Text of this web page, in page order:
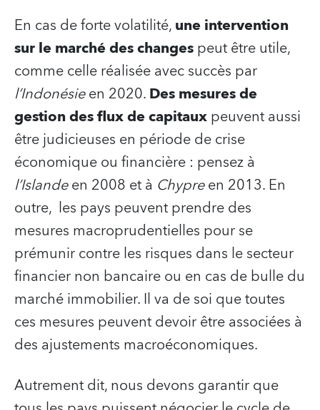
En cas de forte volatilité,une intervention
sur le marché des changespeut être utile,
comme celle réalisée avec succès par
l’Indonésieen 2020.Des mesures de
gestion des flux de capitauxpeuvent aussi
être judicieuses en période de crise
économique ou financière : pensez à
l’Islandeen 2008 et à Chypreen 2013. En
outre, les pays peuvent prendre des
mesures macroprudentielles pour se
prémunir contre les risques dans le secteur
financier non bancaire ou en cas de bulle du
marché immobilier. Il va de soi que toutes
ces mesures peuvent devoir être associées à
des ajustements macroéconomiques.
Autrement dit, nous devons garantir que